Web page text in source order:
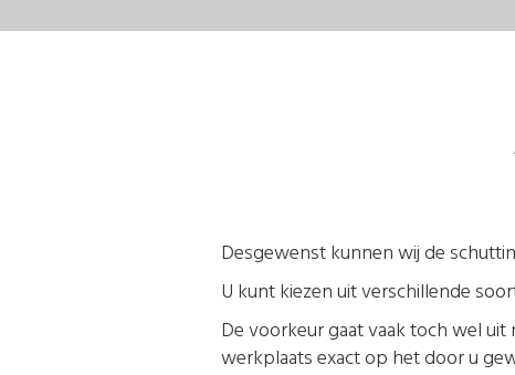
Desgewenst kunnen wij de
U kunt kiezen uit verschillende
De voorkeur gaat vaak toch wel
werkplaats exact op het door u